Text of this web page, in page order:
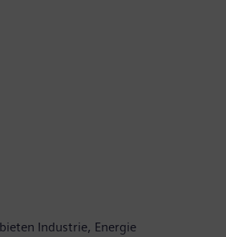
Industrie, Energie